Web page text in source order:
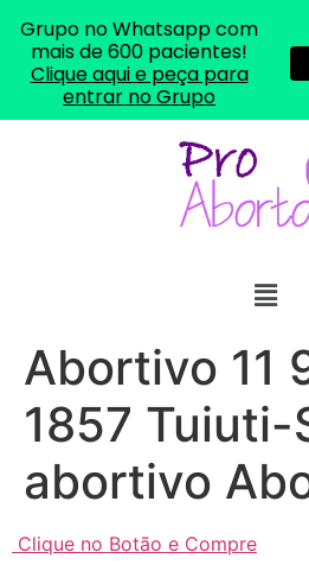
Abortivo 11
1857 Tuiuti-
abortivo
Clique no Botão e Compre
Grupo no Whatsapp com
mais de 600 pacientes!
Clique aqui e peça para
entrar no Grupo